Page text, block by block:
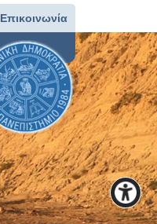
Επικοινωνία